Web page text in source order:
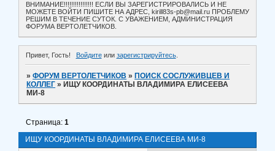
ВНИМАНИЕ!!!!!!!!!!!!!!!! ЕСЛИ ВЫ ЗАРЕГИСТРИРОВАЛИСЬ И НЕ
МОЖЕТЕ ВОЙТИ ПИШИТЕ НА АДРЕС, kirill83s-pb@mail.ru ПРОБЛЕМУ
РЕШИМ В ТЕЧЕНИЕ СУТОК. С УВАЖЕНИЕМ, АДМИНИСТРАЦИЯ
ФОРУМА ВЕРТОЛЕТЧИКОВ.
Привет, Гость! Войдитеили зарегистрируйтесь.
»ФОРУМ ВЕРТОЛЕТЧИКОВ » ПОИСК СОСЛУЖИВЦЕВ И
КОЛЛЕГ » ИЩУ КООРДИНАТЫ ВЛАДИМИРА ЕЛИСЕЕВА
МИ-8
ИЩУ КООРДИНАТЫ ВЛАДИМИРА ЕЛИСЕЕВА МИ-8
Страница:1